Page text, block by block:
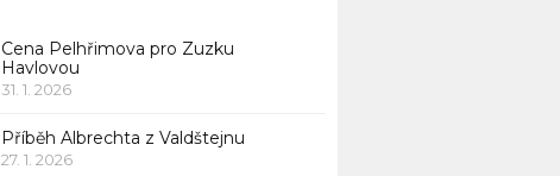
Cena Pelhřimova pro Zuzku
Havlovou
31. 1. 2026
Příběh Albrechta z Valdštejnu
27. 1. 2026